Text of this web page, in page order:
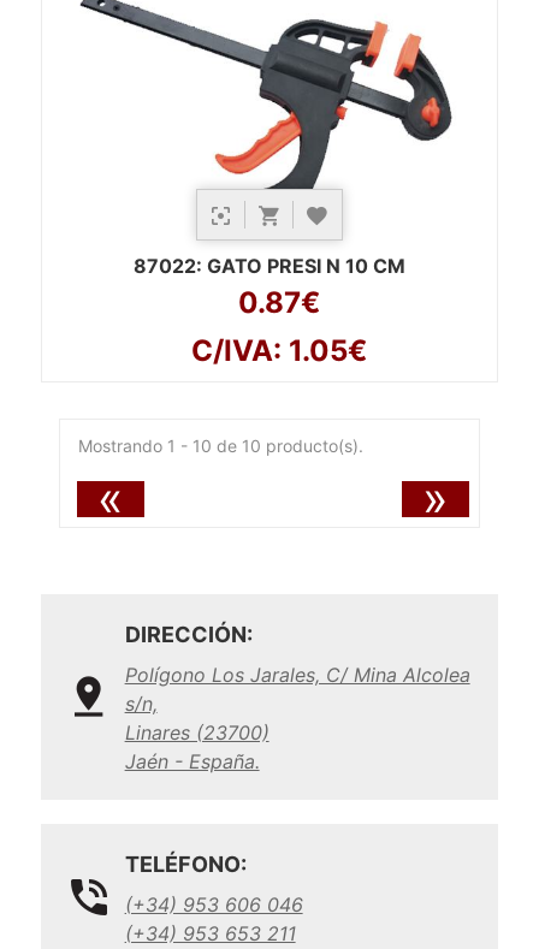
87022: GATO PRESI N 10 CM
0.87€
C/IVA: 1.05€
Mostrando 1 - 10 de 10 producto(s).
« »
DIRECCIÓN:
Polígono Los Jarales, C/ Mina Alcolea
s/n,
Linares (23700)
Jaén - España.
TELÉFONO:
(+34) 953 606 046
(+34) 953 653 211